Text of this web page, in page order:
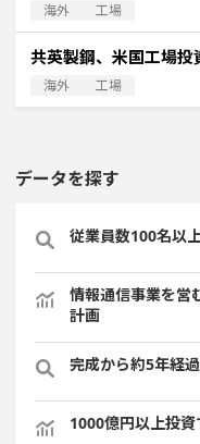
海外 工場
共英製鋼、米国工場投
海外 工場
データを探す
従業員数100名以
情報通信事業を営
計画
完成から約5年経
1000億円以上投